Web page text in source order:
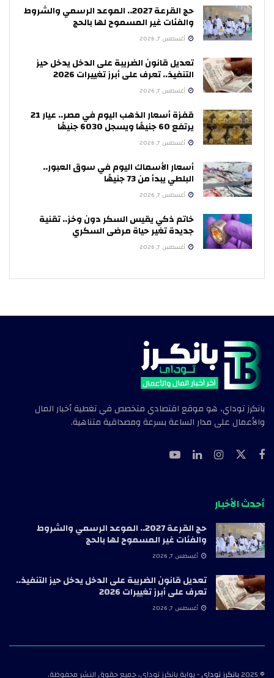
حج القرعة 2027.. الموعد الرسمي والشروط
والفئات غير المسموح لها بالحج
أغسطس 7, 2026
تعديل قانون الضريبة على الدخل يدخل حيز
التنفيذ.. تعرف على أبرز تغييرات 2026
أغسطس 7, 2026
قفزة أسعار الذهب اليوم في مصر.. عيار 21
يرتفع 60 جنيهًا ويسجل 6030 جنيهًا
أغسطس 7, 2026
أسعار الأسماك اليوم في سوق العبور..
البلطي يبدأ من 73 جنيهًا
أغسطس 7, 2026
خاتم ذكي يقيس السكر دون وخز.. تقنية
جديدة تغير حياة مرضى السكري
أغسطس 7, 2026
بانكرز توداي، هو موقع اقتصادي متخصص في تغطية أخبار المال
والأعمال على مدار الساعة بسرعة ومصداقية متناهية.
أحدث الأخبار
حج القرعة 2027.. الموعد الرسمي والشروط
والفئات غير المسموح لها بالحج
أغسطس 7, 2026
تعديل قانون الضريبة على الدخل يدخل حيز التنفيذ..
تعرف على أبرز تغييرات 2026
أغسطس 7, 2026
© 2025 بانكرز توداي- بوابة بانكرز توداي، جميع حقوق النشر محفوظة.